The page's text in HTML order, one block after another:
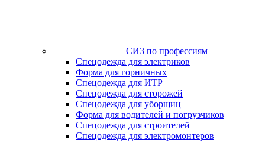
СИЗ по профессиям
Спецодежда для электриков
Форма для горничных
Спецодежда для ИТР
Спецодежда для сторожей
Спецодежда для уборщиц
Форма для водителей и погрузчиков
Спецодежда для строителей
Спецодежда для электромонтеров